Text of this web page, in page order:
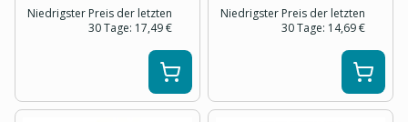
Niedrigster Preis der letzten
30 Tage: 17,49 €
Niedrigster Preis der letzten
30 Tage: 14,69 €